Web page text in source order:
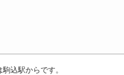
込駅からです。